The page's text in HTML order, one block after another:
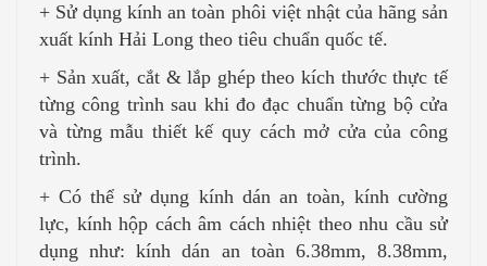
+ Sử dụng kính an toàn phôi việt nhật của hãng sản
xuất kính Hải Long theo tiêu chuẩn quốc tế.
+ Sản xuất, cắt & lắp ghép theo kích thước thực tế
từng công trình sau khi đo đạc chuẩn từng bộ cửa
và từng mẫu thiết kế quy cách mở cửa của công
trình.
+ Có thể sử dụng kính dán an toàn, kính cường
lực, kính hộp cách âm cách nhiệt theo nhu cầu sử
dụng như: kính dán an toàn 6.38mm, 8.38mm,